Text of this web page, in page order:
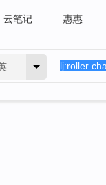
云笔记 惠惠